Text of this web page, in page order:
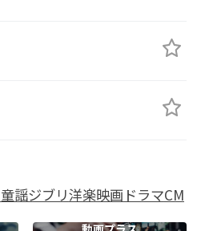
童謡ジブリ洋楽映画ドラマCM